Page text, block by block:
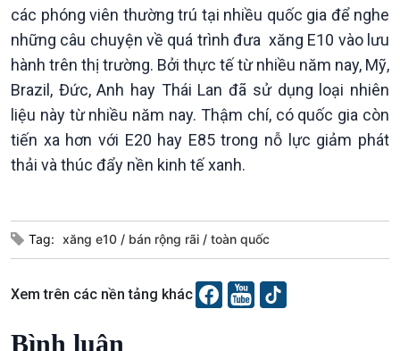
Xã hội
Tin Đời sống & Xã hội
360 độ Sức khỏe
Chuyển đổi Xanh
Tài nguyên và Môi trường
Bước chân đến trường
Khoa học & Công nghệ
Tin Khoa học & Công nghệ
Kết nối công nghệ
Sống chung với biến đổi
khí hậu
các phóng viên thường trú tại nhiều quốc gia để nghe
những câu chuyện về quá trình đưa xăng E10 vào lưu
hành trên thị trường. Bởi thực tế từ nhiều năm nay, Mỹ,
Brazil, Đức, Anh hay Thái Lan đã sử dụng loại nhiên
liệu này từ nhiều năm nay. Thậm chí, có quốc gia còn
tiến xa hơn với E20 hay E85 trong nỗ lực giảm phát
thải và thúc đẩy nền kinh tế xanh.
Tag: xăng e10 bán rộng rãi toàn quốc
Xem trên các nền tảng khác
Bình luận